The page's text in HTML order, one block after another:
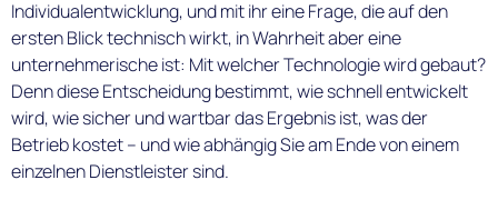
Individualentwicklung, und mit ihr eine Frage, die auf den
ersten Blick technisch wirkt, in Wahrheit aber eine
unternehmerische ist: Mit welcher Technologie wird gebaut?
Denn diese Entscheidung bestimmt, wie schnell entwickelt
wird, wie sicher und wartbar das Ergebnis ist, was der
Betrieb kostet – und wie abhängig Sie am Ende von einem
einzelnen Dienstleister sind.